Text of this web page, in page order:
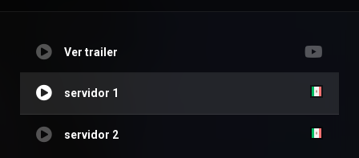
Ver trailer
servidor 1
servidor 2